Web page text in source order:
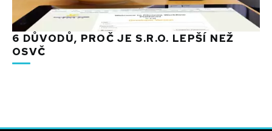
6 DŮVODŮ, PROČ JE S.R.O. LEPŠÍ NEŽ
OSVČ